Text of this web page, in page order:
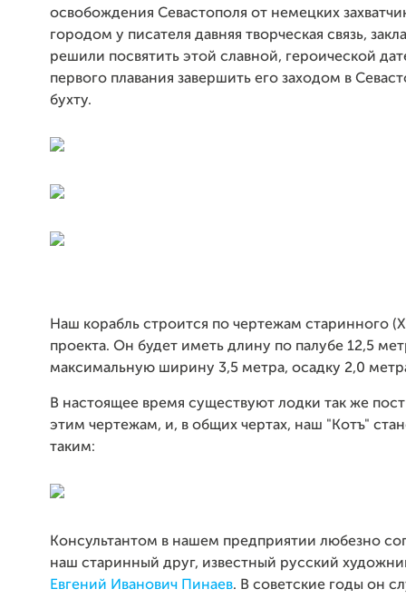
освобождения Севастополя от немецких
городом у писателя давняя творческая связь,
решили посвятить этой славной, героической
первого плавания завершить его заходом в
бухту.
Наш корабль строится по чертежам старинного
проекта. Он будет иметь длину по палубе 12,5
максимальную ширину 3,5 метра, осадку 2,0
В настоящее время существуют лодки так же
этим чертежам, и, в общих чертах, наш "Котъ"
таким:
Консультантом в нашем предприятии любезно
наш старинный друг, известный русский
Евгений Иванович Пинаев. В советские годы он